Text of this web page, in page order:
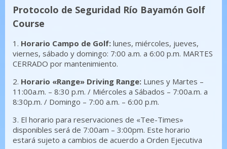
Protocolo de Seguridad Río Bayamón Golf
Course
1. Horario Campo de Golf: lunes, miércoles, jueves,
viernes, sábado y domingo: 7:00 a.m. a 6:00 p.m. MARTES
CERRADO por mantenimiento.
2. Horario «Range» Driving Range: Lunes y Martes –
11:00a.m. – 8:30 p.m. / Miércoles a Sábados – 7:00a.m. a
8:30p.m. / Domingo – 7:00 a.m. – 6:00 p.m.
3. El horario para reservaciones de «Tee-Times»
disponibles será de 7:00am – 3:00pm. Este horario
estará sujeto a cambios de acuerdo a Orden Ejecutiva